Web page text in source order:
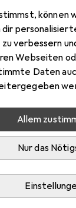
können
dir
verbessern
Webseiten
Daten
Allem
Nur das
Atlas
S1P aus der